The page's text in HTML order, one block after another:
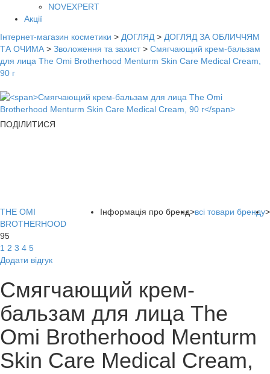
NOVEXPERT
Акції
Інтернет-магазин косметики > ДОГЛЯД > ДОГЛЯД ЗА ОБЛИЧЧЯМ
ТА ОЧИМА > Зволоження та захист> Смягчающий крем-бальзам
для лица The Omi Brotherhood Menturm Skin Care Medical Cream,
90 г
ПОДІЛИТИСЯ
Інформація про бренд>всі товари бренду>
THE OMI
BROTHERHOOD
95
1 2 3 4 5
Додати відгук
Смягчающий крем-
бальзам для лица The
Omi Brotherhood Menturm
Skin Care Medical Cream,